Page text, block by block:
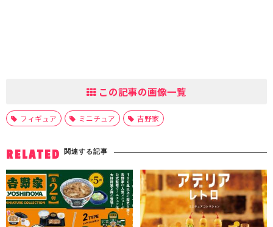
この記事の画像一覧
フィギュア ミニチュア 吉野家
RELATED 関連する記事